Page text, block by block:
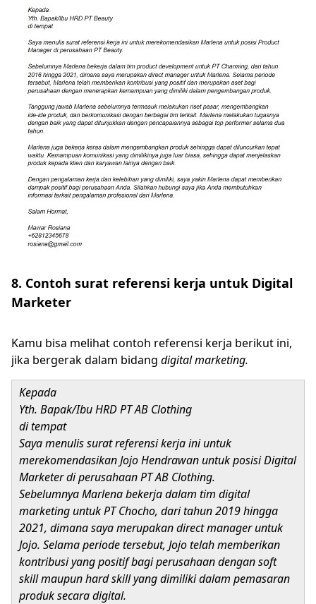
8. Contoh surat referensi kerja untuk Digital
Marketer
Kamu bisa melihat contoh referensi kerja berikut ini,
jika bergerak dalam bidang digital marketing.
Kepada
Yth. Bapak/Ibu HRD PT AB Clothing
di tempat
Saya menulis surat referensi kerja ini untuk
merekomendasikan Jojo Hendrawan untuk posisi Digital
Marketer di perusahaan PT AB Clothing.
Sebelumnya Marlena bekerja dalam tim digital
marketing untuk PT Chocho, dari tahun 2019 hingga
2021, dimana saya merupakan direct manager untuk
Jojo. Selama periode tersebut, Jojo telah memberikan
kontribusi yang positif bagi perusahaan dengan soft
skill maupun hard skill yang dimiliki dalam pemasaran
produk secara digital.